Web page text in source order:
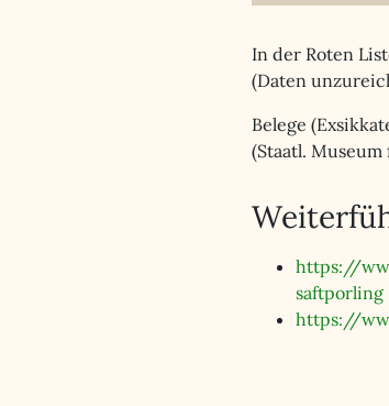
In der Roten
(Daten
Belege
(Staatl.
https://
saftporling
https://